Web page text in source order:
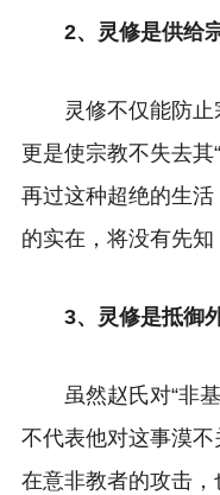
2、灵修是供给
灵修不仅能防止
更是使宗教不失去其
再过这种超绝的生
的实在，将没有先知
3、灵修是抵御
虽然赵氏对“非
不代表他对这事漠
在意非教者的攻击